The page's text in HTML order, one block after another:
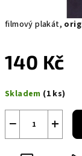
filmový plakát,
140 Kč
cena:
Skladem (1 ks)
+
−